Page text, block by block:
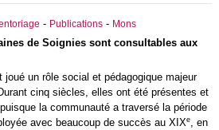
- Publications- Mons
de Soignies sont consultables aux
un rôle social et pédagogique majeur
cinq siècles, elles ont été présentes et
la communauté a traversé la période
avec beaucoup de succès au XIXe, en